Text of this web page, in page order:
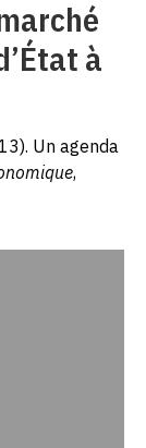
à
Un agenda
,